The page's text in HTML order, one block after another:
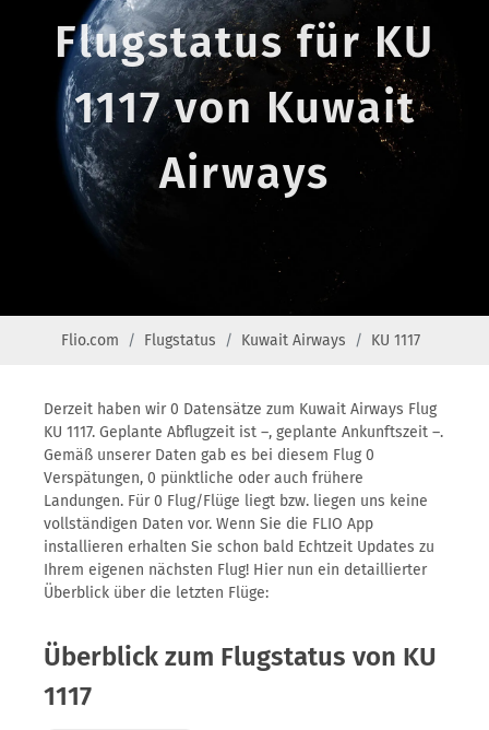
Flugstatus für KU
1117 von Kuwait
Airways
Flio.com Flugstatus Kuwait Airways KU 1117
Derzeit haben wir 0 Datensätze zum Kuwait Airways Flug
KU 1117. Geplante Abflugzeit ist –, geplante Ankunftszeit –.
Gemäß unserer Daten gab es bei diesem Flug 0
Verspätungen, 0 pünktliche oder auch frühere
Landungen. Für 0 Flug/Flüge liegt bzw. liegen uns keine
vollständigen Daten vor. Wenn Sie die FLIO App
installieren erhalten Sie schon bald Echtzeit Updates zu
Ihrem eigenen nächsten Flug! Hier nun ein detaillierter
Überblick über die letzten Flüge:
Überblick zum Flugstatus von KU
1117